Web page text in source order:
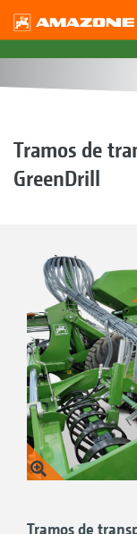
Tramos de
GreenDrill
Tramos de